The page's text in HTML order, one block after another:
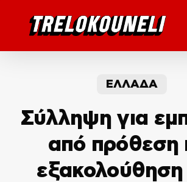
ΕΛΛΑΔΑ
Σύλληψη για
από πρόθεση
εξακολούθηση